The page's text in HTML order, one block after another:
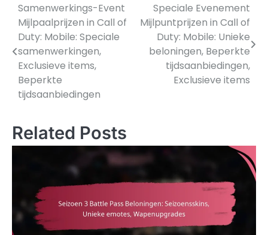
Post
navigation
Samenwerkings-Event
Mijlpaalprijzen in Call of
Duty: Mobile: Speciale
samenwerkingen,
Exclusieve items,
Beperkte
tijdsaanbiedingen
Speciale Evenement
Mijlpuntprijzen in Call of
Duty: Mobile: Unieke
beloningen, Beperkte
tijdsaanbiedingen,
Exclusieve items
Related Posts